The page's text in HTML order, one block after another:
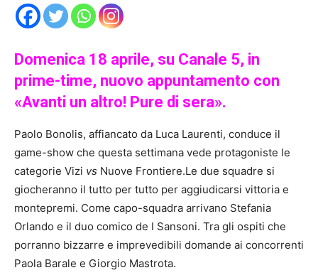
Domenica 18 aprile, su Canale 5, in
prime-time, nuovo appuntamento con
«Avanti un altro! Pure di sera».
Paolo Bonolis, affiancato da Luca Laurenti, conduce il
game-show che questa settimana vede protagoniste le
categorie Vizi vs Nuove Frontiere.Le due squadre si
giocheranno il tutto per tutto per aggiudicarsi vittoria e
montepremi. Come capo-squadra arrivano Stefania
Orlando e il duo comico de I Sansoni. Tra gli ospiti che
porranno bizzarre e imprevedibili domande ai concorrenti
Paola Barale e Giorgio Mastrota.